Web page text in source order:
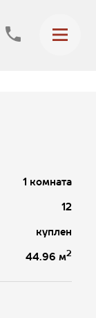
1 комната
12
куплен
44.96 м2